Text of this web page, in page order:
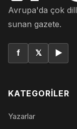
Avrupa'da çok
sunan gazete.
f 𝕏 ▶
KATEGORILER
Yazarlar